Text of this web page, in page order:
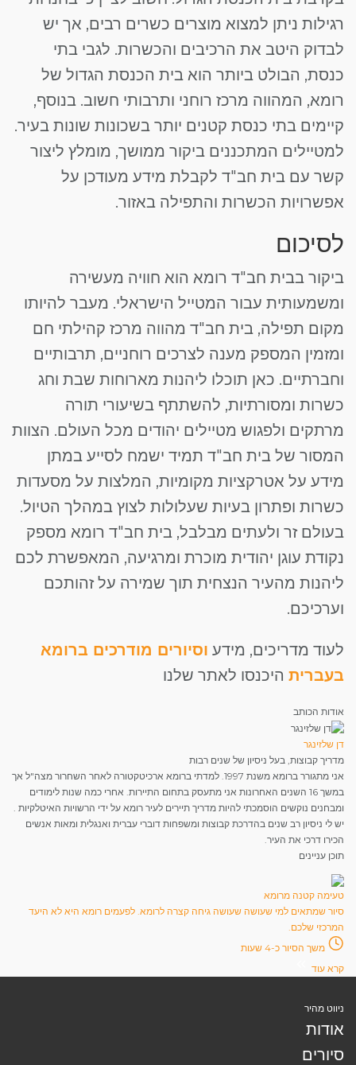
רגילות ניתן למצוא מוצרים כשרים רבים, אך יש
לבדוק היטב את הרכיבים והכשרות. לגבי בתי
כנסת, הבולט ביותר הוא בית הכנסת הגדול של
רומא, המהווה מרכז רוחני ותרבותי חשוב. בנוסף,
קיימים בתי כנסת קטנים יותר בשכונות שונות בעיר.
למטיילים המתכננים ביקור ממושך, מומלץ ליצור
קשר עם בית חב"ד לקבלת מידע מעודכן על
אפשרויות הכשרות והתפילה באזור.
לסיכום
ביקור בבית חב"ד רומא הוא חוויה מעשירה
ומשמעותית עבור המטייל הישראלי. מעבר להיותו
מקום תפילה, בית חב"ד מהווה מרכז קהילתי חם
ומזמין המספק מענה לצרכים רוחניים, תרבותיים
וחברתיים. כאן תוכלו ליהנות מארוחות שבת וחג
כשרות ומסורתיות, להשתתף בשיעורי תורה
מרתקים ולפגוש מטיילים יהודים מכל העולם. הצוות
המסור של בית חב"ד תמיד ישמח לסייע במתן
מידע על אטרקציות מקומיות, המלצות על מסעדות
כשרות ופתרון בעיות שעלולות לצוץ במהלך הטיול.
בעולם זר ולעתים מבלבל, בית חב"ד רומא מספק
נקודת עוגן יהודית מוכרת ומרגיעה, המאפשרת לכם
ליהנות מהעיר הנצחית תוך שמירה על זהותכם
וערכיכם.
לעוד מדריכים, מידע וסיורים מודרכים ברומא
בעברית היכנסו לאתר שלנו
אודות הכותב
דן שלזינגר
מדריך קבוצות, בעל ניסיון של שנים רבות
אני מתגורר ברומא משנת 1997. למדתי ברומא ארכיטקטורה לאחר השחרור מצה"ל אך
במשך 16 השנים האחרונות אני מתעסק בתחום התיירות. אחרי כמה שנות לימודים
ומבחנים נוקשים הוסמכתי להיות מדריך תיירים לעיר רומא על ידי הרשויות האיטלקיות .
יש לי ניסיון רב שנים בהדרכת קבוצות ומשפחות דוברי עברית ואנגלית ומאות אנשים
הכירו דרכי את העיר.
תוכן עניינים
טעימה קטנה מרומא
סיור שמתאים למי שעושה שעושה גיחה קצרה לרומא. לפעמים רומא היא לא היעד
המרכזי שלכם.
משך הסיור כ-4 שעות
קרא עוד
ניווט מהיר
אודות
סיורים